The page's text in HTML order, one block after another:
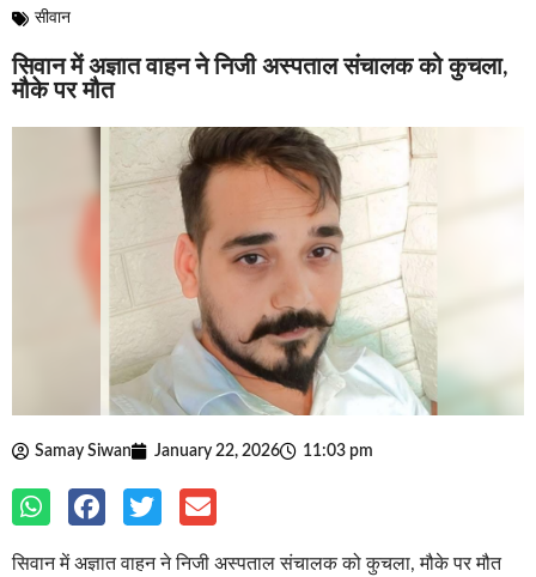
सीवान
सिवान में अज्ञात वाहन ने निजी अस्पताल संचालक को कुचला,
मौके पर मौत
Samay Siwan January 22, 2026 11:03 pm
सिवान में अज्ञात वाहन ने निजी अस्पताल संचालक को कुचला, मौके पर मौत